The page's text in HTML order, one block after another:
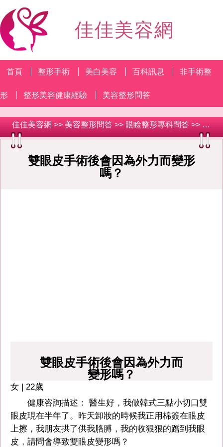
佳佳美容網
首頁 整形手術 美白美容 百科訊息 非手術整
形 整形美容健康經驗 美容整形問答
佳佳美容網 >> 美容整形問答 >> 眼睑整形專科問答 >> 雙眼皮手術後會因為外力而變形嗎？
雙眼皮手術後會因為外力而變形
嗎？
雙眼皮手術後會因為外力而
變形嗎？
女 | 22歲
健康咨詢描述： 醫生好，我做韓式三點小切口雙
眼皮現在半年了。昨天卸妝的時候我正用棉簽在眼皮
上擦，我朋友拱了供我胳膊，我的收狠狠的蹭到我眼
皮，請問會導致雙眼皮變形嗎？